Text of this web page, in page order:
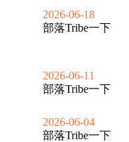
2026-06-18
部落Tribe一下
2026-06-11
部落Tribe一下
2026-06-04
部落Tribe一下